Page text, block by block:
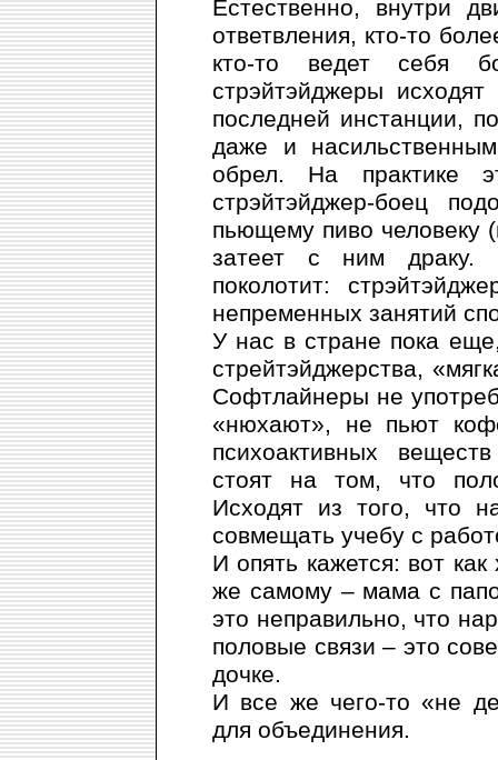
Естественно, внутри
ответвления, кто-то
кто-то ведет себя
стрэйтэйджеры
последней инстанции,
даже и
обрел. На практике
стрэйтэйджер-боец
пьющему пиво человеку
затеет с ним драку.
поколотит:
непременных занятий
У нас в стране пока
стрейтэйджерства,
Софтлайнеры не
«нюхают», не пьют
психоактивных
стоят на том, что
Исходят из того, что
совмещать учебу с
И опять кажется: вот
же самому – мама с
это неправильно, что
половые связи – это
дочке.
И все же чего-то «не
для объединения.